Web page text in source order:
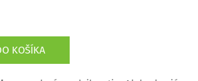
KOŠÍKA